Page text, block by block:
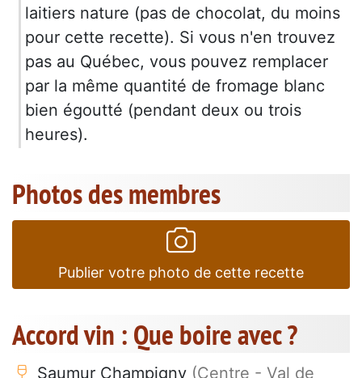
laitiers nature (pas de chocolat, du moins
pour cette recette). Si vous n'en trouvez
pas au Québec, vous pouvez remplacer
par la même quantité de fromage blanc
bien égoutté (pendant deux ou trois
heures).
Photos des membres
Publier votre photo de cette recette
Accord vin : Que boire avec ?
Saumur Champigny (Centre - Val de